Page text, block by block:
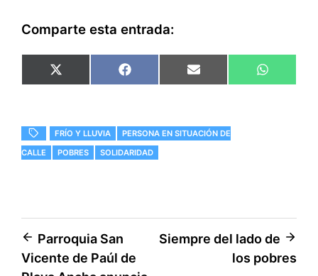
Comparte esta entrada:
Compartir
en
X
(
t
t
e
Compartir
en
F
a
o
o
k
Compartir
en
E
m
en
W
h
FRÍO Y LLUVIA
PERSONA EN SITUACIÓN DE
CALLE
POBRES SOLIDARIDAD
Navegación
de
Parroquia San
Vicente de Paúl de
Siempre del lado de
los pobres